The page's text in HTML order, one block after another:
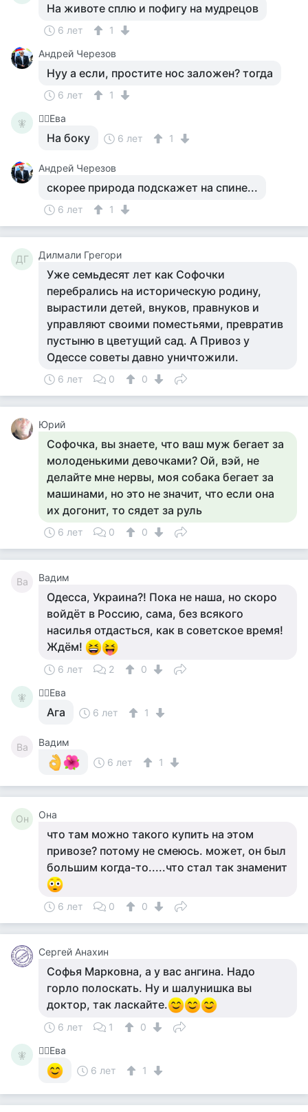
На животе сплю и пофигу на мудрецов
6 лет
1
Андрей Черезов
Нуу а если, простите нос заложен? тогда
6 лет 1
🧚‍ 🧚‍♀️Ева
На боку 6 лет 1
Андрей Черезов
скорее природа подскажет на спине...
6 лет 1
ДГ Дилмали Грегори
Уже семьдесят лет как Софочки
перебрались на историческую родину,
вырастили детей, внуков, правнуков и
управляют своими поместьями, превратив
пустыню в цветущий сад. А Привоз у
Одессе советы давно уничтожили.
6 лет 0 0
Юрий
Софочка, вы знаете, что ваш муж бегает за
молоденькими девочками? Ой, вэй, не
делайте мне нервы, моя собака бегает за
машинами, но это не значит, что если она
их догонит, то сядет за руль
6 лет 0 0
Ва Вадим
Одесса, Украина?! Пока не наша, но скоро
войдёт в Россию, сама, без всякого
насилья отдасться, как в советское время!
Ждём!
6 лет 2 0
🧚‍ 🧚‍♀️Ева
Ага 6 лет 1
Ва
Вадим
6 лет
1
Он Она
что там можно такого купить на этом
привозе? потому не смеюсь. может, он был
большим когда-то.....что стал так знаменит
6 лет 0 0
Сергей Анахин
Софья Марковна, а у вас ангина. Надо
горло полоскать. Ну и шалунишка вы
доктор, так ласкайте.
6 лет 1 0
🧚‍
🧚‍♀️Ева
6 лет
1